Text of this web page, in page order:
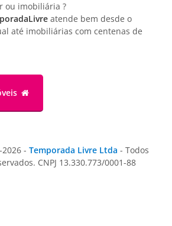
ou imobiliária ?
atende bem desde o
até imobiliárias com centenas de
- Temporada Livre Ltda - Todos
CNPJ 13.330.773/0001-88